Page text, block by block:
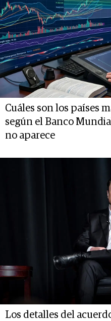
Cuáles son los países
según el Banco
no aparece
Los detalles del